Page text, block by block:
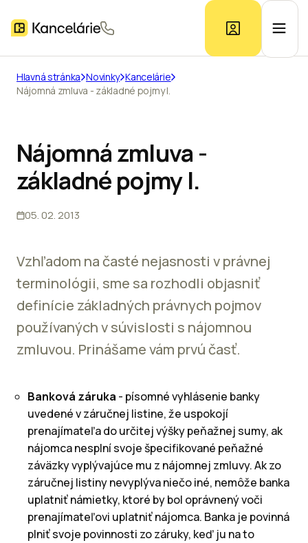
Kontakt
Hlavná stránka Novinky Kancelárie
Nájomná zmluva - základné pojmy I.
Nájomná zmluva -
základné pojmy I.
05. 02. 2013
Vzhľadom na časté nejasnosti v právnej
terminológii, sme sa rozhodli objasniť
definície základných právnych pojmov
používaných v súvislosti s nájomnou
zmluvou. Prinášame vám prvú časť.
Banková záruka - písomné vyhlásenie banky
uvedené v záručnej listine, že uspokojí
prenajímateľa do určitej výšky peňažnej sumy, ak
nájomca nesplní svoje špecifikované peňažné
záväzky vyplývajúce mu z nájomnej zmluvy. Ak zo
záručnej listiny nevyplýva niečo iné, nemôže banka
uplatniť námietky, ktoré by bol oprávnený voči
prenajímateľovi uplatniť nájomca. Banka je povinná
plniť svoje povinnosti zo záruky, keď ju na to